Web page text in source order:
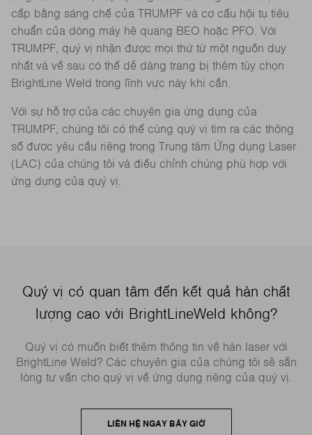
cấp bằng sáng chế của TRUMPF và cơ cấu hội tụ tiêu
chuẩn của dòng máy hệ quang BEO hoặc PFO. Với
TRUMPF, quý vị nhận được mọi thứ từ một nguồn duy
nhất và về sau có thể dễ dàng trang bị thêm tùy chọn
BrightLine Weld trong lĩnh vực này khi cần.
Với sự hỗ trợ của các chuyên gia ứng dụng của
TRUMPF, chúng tôi có thể cùng quý vị tìm ra các thông
số được yêu cầu riêng trong Trung tâm Ứng dụng Laser
(LAC) của chúng tôi và điều chỉnh chúng phù hợp với
ứng dụng của quý vị.
Quý vị có quan tâm đến kết quả hàn chất
lượng cao với BrightLineWeld không?
Quý vị có muốn biết thêm thông tin về hàn laser với
BrightLine Weld? Các chuyên gia của chúng tôi sẽ sẵn
lòng tư vấn cho quý vị về ứng dụng riêng của quý vị.
LIÊN HỆ NGAY BÂY GIỜ